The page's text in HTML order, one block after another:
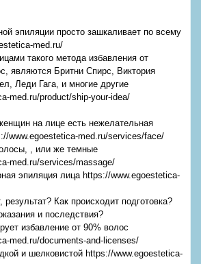
эпиляции просто зашкаливает по всему
med.ru/
такого метода избавления от
являются Бритни Спирс, Виктория
Леди Гага, и многие другие
med.ru/product/ship-your-idea/
на лице есть нежелательная
www.egoestetica-med.ru/services/face/
, или же темные
med.ru/services/massage/
эпиляция лица https://www.egoestetica-
Как происходит подготовка?
и последствия?
избавление от 90% волос
med.ru/documents-and-licenses/
и шелковистой https://www.egoestetica-